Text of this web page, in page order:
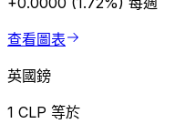
查看圖表
英國鎊
1 CLP 等於